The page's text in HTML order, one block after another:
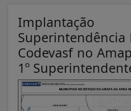
Superintendência
Codevasf no
1º